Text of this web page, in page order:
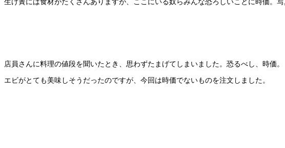
生け簀には食材がたくさんありますが、ここにいる奴らみんな恐ろしいことに時価。
店員さんに料理の値段を聞いたとき、思わずたまげてしまいました。恐るべし、時価。
エビがとても美味しそうだったのですが、今回は時価でないものを注文しました。